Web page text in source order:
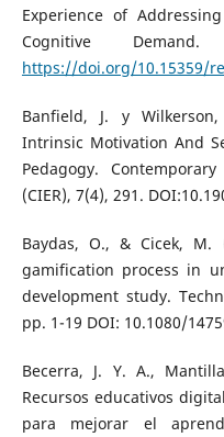
Experience of
Cognitive
https://doi.org/10.15359/
Banfield, J. y
Intrinsic Motivation And
Pedagogy.
(CIER), 7(4), 291.
Baydas, O., & Cicek,
gamification process in
development study.
pp. 1-19 DOI: 10.1080/
Becerra, J. Y. A.,
Recursos educativos
para mejorar el